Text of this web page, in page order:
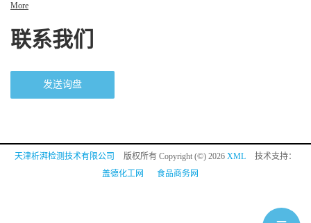
More
联系我们
发送询盘
天津析湃检测技术有限公司 版权所有 Copyright (©) 2026 XML
技术支持：
盖德化工网
食品商务网